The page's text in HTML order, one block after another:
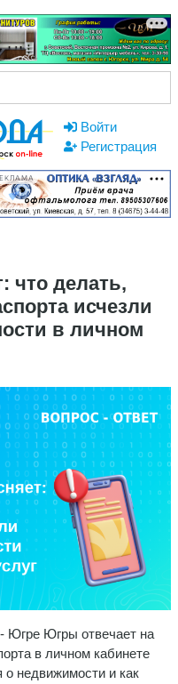
Войти
Регистрация
что делать,
исчезли
в личном
Югре Югры отвечает на
в личном кабинете
о недвижимости и как